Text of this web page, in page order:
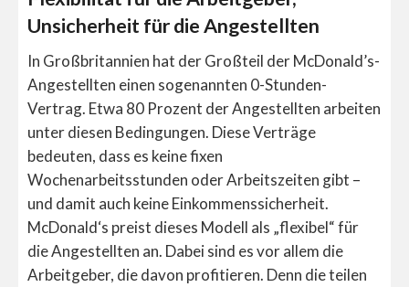
Unsicherheit für die Angestellten
In Großbritannien hat der Großteil der McDonald’s-
Angestellten einen sogenannten 0-Stunden-
Vertrag. Etwa 80 Prozent der Angestellten arbeiten
unter diesen Bedingungen. Diese Verträge
bedeuten, dass es keine fixen
Wochenarbeitsstunden oder Arbeitszeiten gibt –
und damit auch keine Einkommenssicherheit.
McDonald‘s preist dieses Modell als „flexibel“ für
die Angestellten an. Dabei sind es vor allem die
Arbeitgeber, die davon profitieren. Denn die teilen